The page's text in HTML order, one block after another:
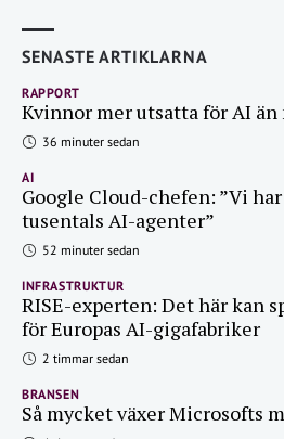
SENASTE ARTIKLARNA
RAPPORT
Kvinnor mer utsatta för AI än
36 minuter sedan
AI
Google Cloud-chefen: ”Vi
tusentals AI-agenter”
52 minuter sedan
INFRASTRUKTUR
RISE-experten: Det här kan
för Europas AI-gigafabriker
2 timmar sedan
BRANSEN
Så mycket växer Microsofts